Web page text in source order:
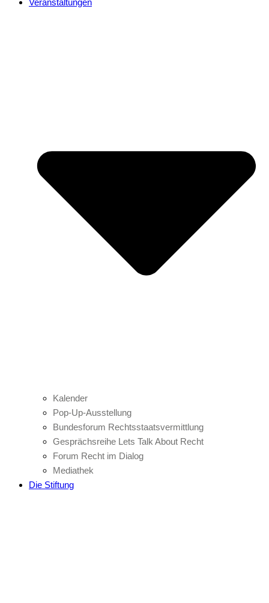
Veranstaltungen
Kalender
Pop-Up-Ausstellung
Bundesforum Rechtsstaatsvermittlung
Gesprächsreihe Lets Talk About Recht
Forum Recht im Dialog
Mediathek
Die Stiftung